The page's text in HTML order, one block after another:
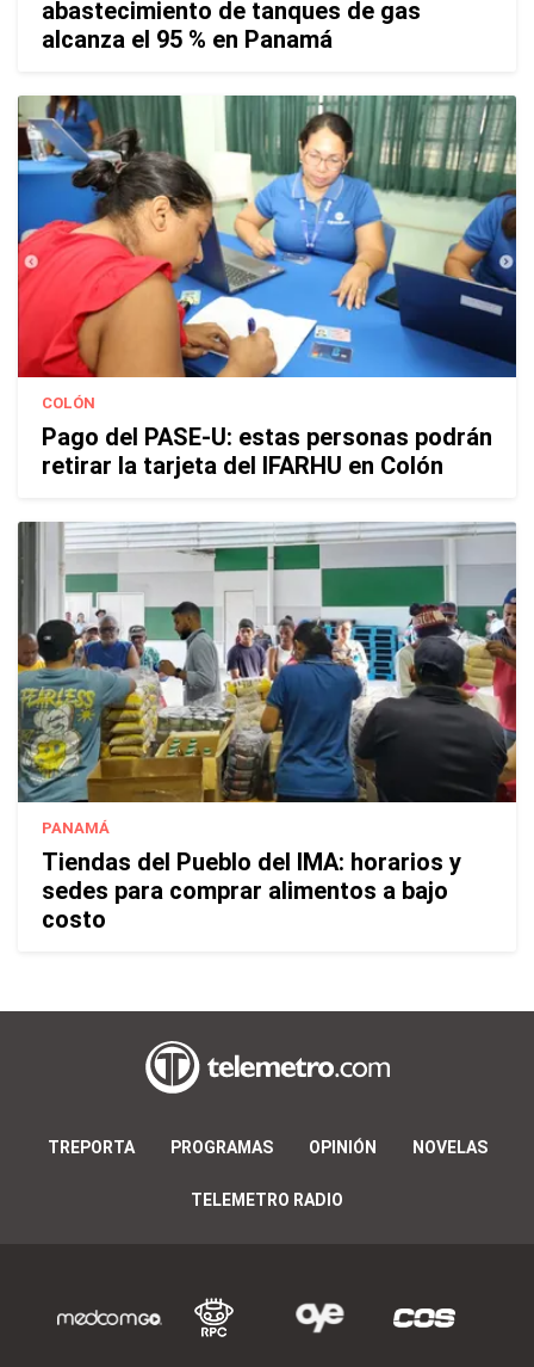
abastecimiento de tanques de gas
alcanza el 95 % en Panamá
COLÓN
Pago del PASE-U: estas personas podrán
retirar la tarjeta del IFARHU en Colón
PANAMÁ
Tiendas del Pueblo del IMA: horarios y
sedes para comprar alimentos a bajo
costo
TREPORTA PROGRAMAS OPINIÓN NOVELAS
TELEMETRO RADIO